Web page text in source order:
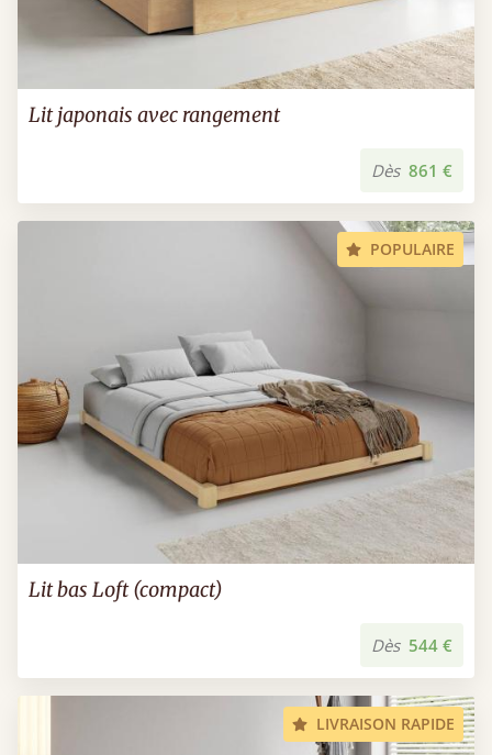
Lit japonais avec rangement
Dès 861 €
POPULAIRE
Lit bas Loft (compact)
Dès 544 €
LIVRAISON RAPIDE